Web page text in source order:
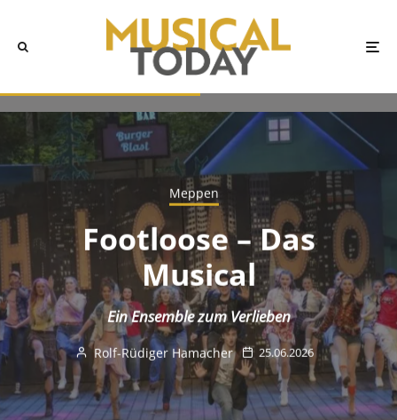
Meppen
Footloose – Das
Musical
Ein Ensemble zum Verlieben
Rolf-Rüdiger Hamacher 25.06.2026